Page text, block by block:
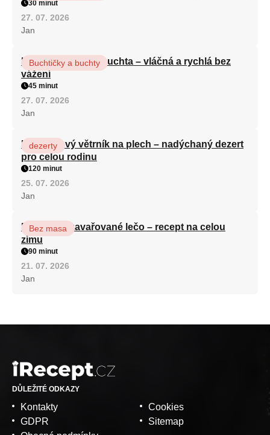
30 minut
27. 07. 2026
Jan
Hrnková maková buchta – vláčná a rychlá bez
vážení
Buchtičky a buchty
45 minut
27. 07. 2026
Jan
Karamelový větrník na plech – nadýchaný dezert
pro celou rodinu
dezerty
120 minut
25. 07. 2026
Jan
Babiččino zavařované lečo – recept na celou
zimu
Bez masa
90 minut
21. 07. 2026
Jan
DŮLEŽITÉ ODKAZY
Kontakty
GDPR
Cookies
Sitemap